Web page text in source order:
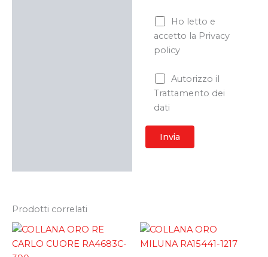
Ho letto e
accetto la Privacy
policy
Autorizzo il
Trattamento dei
dati
Prodotti correlati